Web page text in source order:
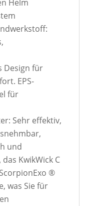
Helm
Design für
EPS-
für
Sehr effektiv,
und
KwikWick C
®
was Sie für